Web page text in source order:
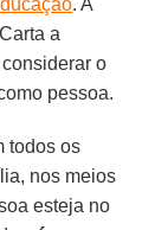
a
o
pessoa.
todos os
nos meios
esteja no